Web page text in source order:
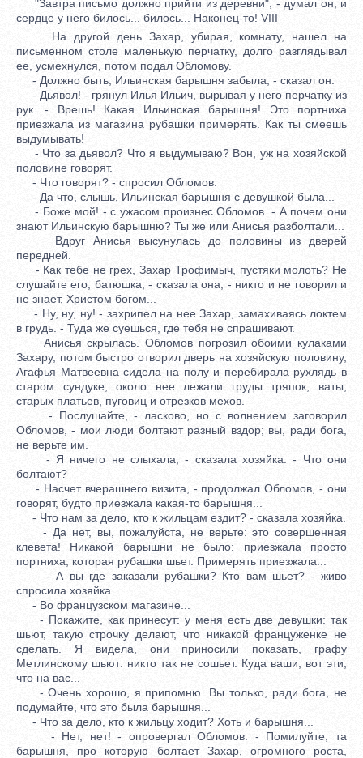
"Завтра письмо должно прийти из деревни", - думал он, и
сердце у него билось... билось... Наконец-то! VIII
На другой день Захар, убирая, комнату, нашел на
письменном столе маленькую перчатку, долго разглядывал
ее, усмехнулся, потом подал Обломову.
- Должно быть, Ильинская барышня забыла, - сказал он.
- Дьявол! - грянул Илья Ильич, вырывая у него перчатку из
рук. - Врешь! Какая Ильинская барышня! Это портниха
приезжала из магазина рубашки примерять. Как ты смеешь
выдумывать!
- Что за дьявол? Что я выдумываю? Вон, уж на хозяйской
половине говорят.
- Что говорят? - спросил Обломов.
- Да что, слышь, Ильинская барышня с девушкой была...
- Боже мой! - с ужасом произнес Обломов. - А почем они
знают Ильинскую барышню? Ты же или Анисья разболтали...
Вдруг Анисья высунулась до половины из дверей
передней.
- Как тебе не грех, Захар Трофимыч, пустяки молоть? Не
слушайте его, батюшка, - сказала она, - никто и не говорил и
не знает, Христом богом...
- Ну, ну, ну! - захрипел на нее Захар, замахиваясь локтем
в грудь. - Туда же суешься, где тебя не спрашивают.
Анисья скрылась. Обломов погрозил обоими кулаками
Захару, потом быстро отворил дверь на хозяйскую половину,
Агафья Матвеевна сидела на полу и перебирала рухлядь в
старом сундуке; около нее лежали груды тряпок, ваты,
старых платьев, пуговиц и отрезков мехов.
- Послушайте, - ласково, но с волнением заговорил
Обломов, - мои люди болтают разный вздор; вы, ради бога,
не верьте им.
- Я ничего не слыхала, - сказала хозяйка. - Что они
болтают?
- Насчет вчерашнего визита, - продолжал Обломов, - они
говорят, будто приезжала какая-то барышня...
- Что нам за дело, кто к жильцам ездит? - сказала хозяйка.
- Да нет, вы, пожалуйста, не верьте: это совершенная
клевета! Никакой барышни не было: приезжала просто
портниха, которая рубашки шьет. Примерять приезжала...
- А вы где заказали рубашки? Кто вам шьет? - живо
спросила хозяйка.
- Во французском магазине...
- Покажите, как принесут: у меня есть две девушки: так
шьют, такую строчку делают, что никакой француженке не
сделать. Я видела, они приносили показать, графу
Метлинскому шьют: никто так не сошьет. Куда ваши, вот эти,
что на вас...
- Очень хорошо, я припомню. Вы только, ради бога, не
подумайте, что это была барышня...
- Что за дело, кто к жильцу ходит? Хоть и барышня...
- Нет, нет! - опровергал Обломов. - Помилуйте, та
барышня, про которую болтает Захар, огромного роста,